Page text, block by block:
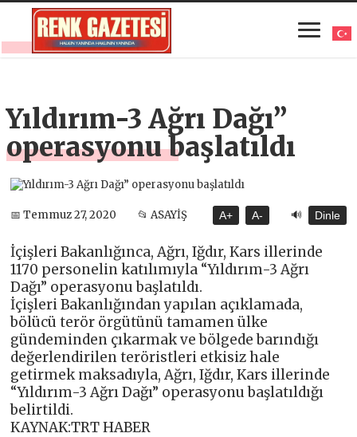
Yıldırım-3 Ağrı Dağı”
operasyonu başlatıldı
📅 Temmuz 27, 2020 📂 ASAYİŞ A+ A- 🔊 Dinle
İçişleri Bakanlığınca, Ağrı, Iğdır, Kars illerinde
1170 personelin katılımıyla “Yıldırım-3 Ağrı
Dağı” operasyonu başlatıldı.
İçişleri Bakanlığından yapılan açıklamada,
bölücü terör örgütünü tamamen ülke
gündeminden çıkarmak ve bölgede barındığı
değerlendirilen teröristleri etkisiz hale
getirmek maksadıyla, Ağrı, Iğdır, Kars illerinde
“Yıldırım-3 Ağrı Dağı” operasyonu başlatıldığı
belirtildi.
KAYNAK:TRT HABER